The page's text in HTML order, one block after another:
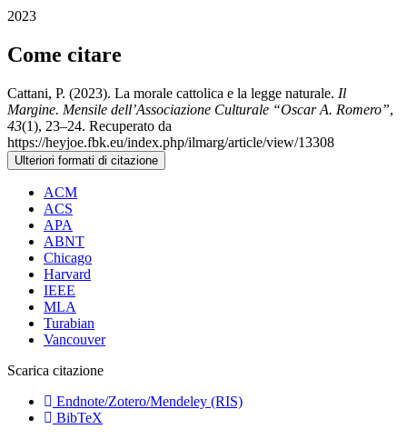
2023
Come citare
Cattani, P. (2023). La morale cattolica e la legge naturale. Il
Margine. Mensile dell’Associazione Culturale “Oscar A. Romero”,
43(1), 23–24. Recuperato da
https://heyjoe.fbk.eu/index.php/ilmarg/article/view/13308
Ulteriori formati di citazione
ACM
ACS
APA
ABNT
Chicago
Harvard
IEEE
MLA
Turabian
Vancouver
Scarica citazione
Endnote/Zotero/Mendeley (RIS)
BibTeX